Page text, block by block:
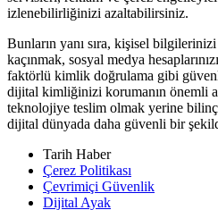
izlenebilirliğinizi azaltabilirsiniz.
Bunların yanı sıra, kişisel
kaçınmak, sosyal medya
faktörlü kimlik doğrulama gibi
dijital kimliğinizi korumanın önemli
teknolojiye teslim olmak yerine
dijital dünyada daha güvenli bir
Tarih Haber
Çerez Politikası
Çevrimiçi Güvenlik
Dijital Ayak